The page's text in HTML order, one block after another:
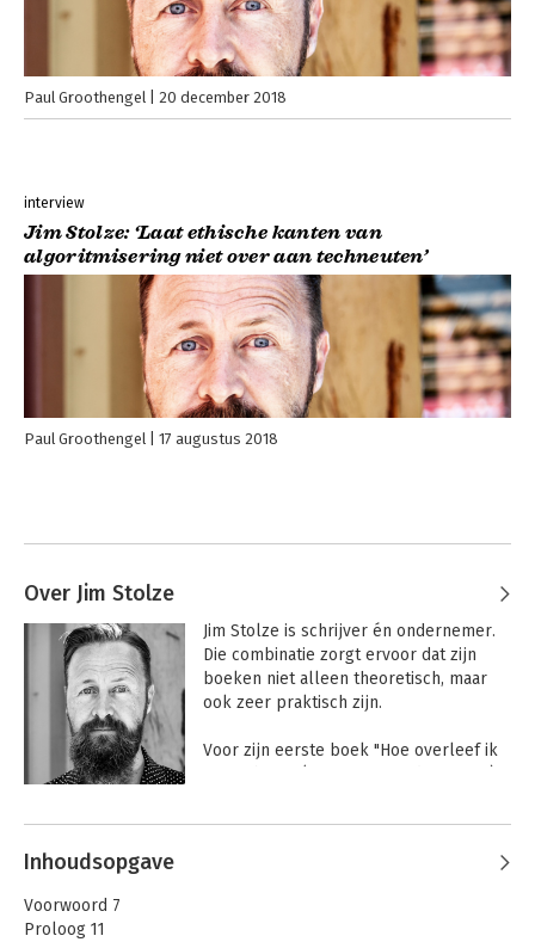
Paul Groothengel 20 december 2018
interview
Jim Stolze: ‘Laat ethische kanten van
algoritmisering niet over aan techneuten’
Paul Groothengel 17 augustus 2018
Over Jim Stolze
Jim Stolze is schrijver én ondernemer.
Die combinatie zorgt ervoor dat zijn
boeken niet alleen theoretisch, maar
ook zeer praktisch zijn.
Voor zijn eerste boek "Hoe overleef ik
internet om te zien wat voor effect dat
Andere boeken door Jim Stolze
Inhoudsopgave
Voorwoord 7
Proloog 11